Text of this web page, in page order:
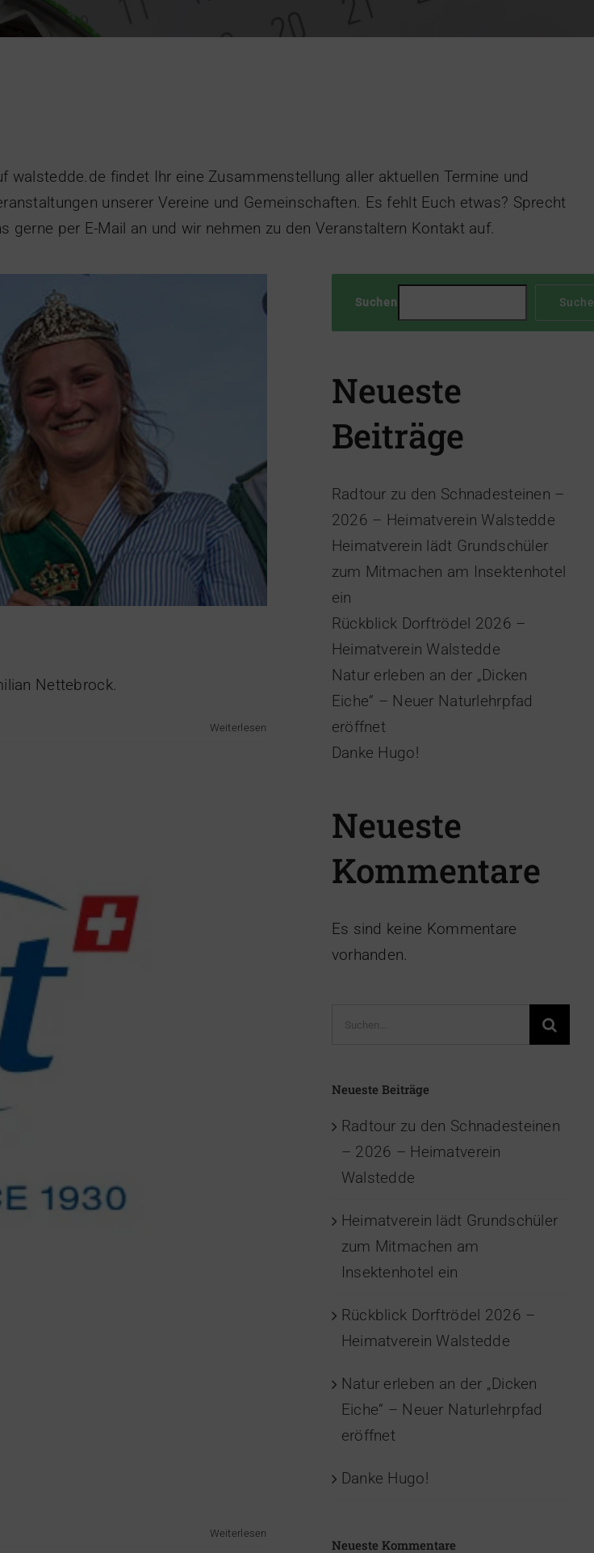
walstedde.de findet Ihr eine Zusammenstellung aller aktuellen Termine und
unserer Vereine und Gemeinschaften. Es fehlt Euch etwas? Sprecht
gerne per E-Mail an und wir nehmen zu den Veranstaltern Kontakt auf.
Nettebrock.
Weiterlesen
Weiterlesen
Suchen
Neueste
Beiträge
Radtour zu den Schnadesteinen –
2026 – Heimatverein Walstedde
Heimatverein lädt Grundschüler
zum Mitmachen am Insektenhotel
ein
Rückblick Dorftrödel 2026 –
Heimatverein Walstedde
Natur erleben an der „Dicken
Eiche“ – Neuer Naturlehrpfad
eröffnet
Danke Hugo!
Neueste
Kommentare
Es sind keine Kommentare
vorhanden.
Suche
Neueste Beiträge
Radtour zu den Schnadesteinen
– 2026 – Heimatverein
Walstedde
Heimatverein lädt Grundschüler
zum Mitmachen am
Insektenhotel ein
Rückblick Dorftrödel 2026 –
Heimatverein Walstedde
Natur erleben an der „Dicken
Eiche“ – Neuer Naturlehrpfad
eröffnet
Danke Hugo!
Neueste Kommentare